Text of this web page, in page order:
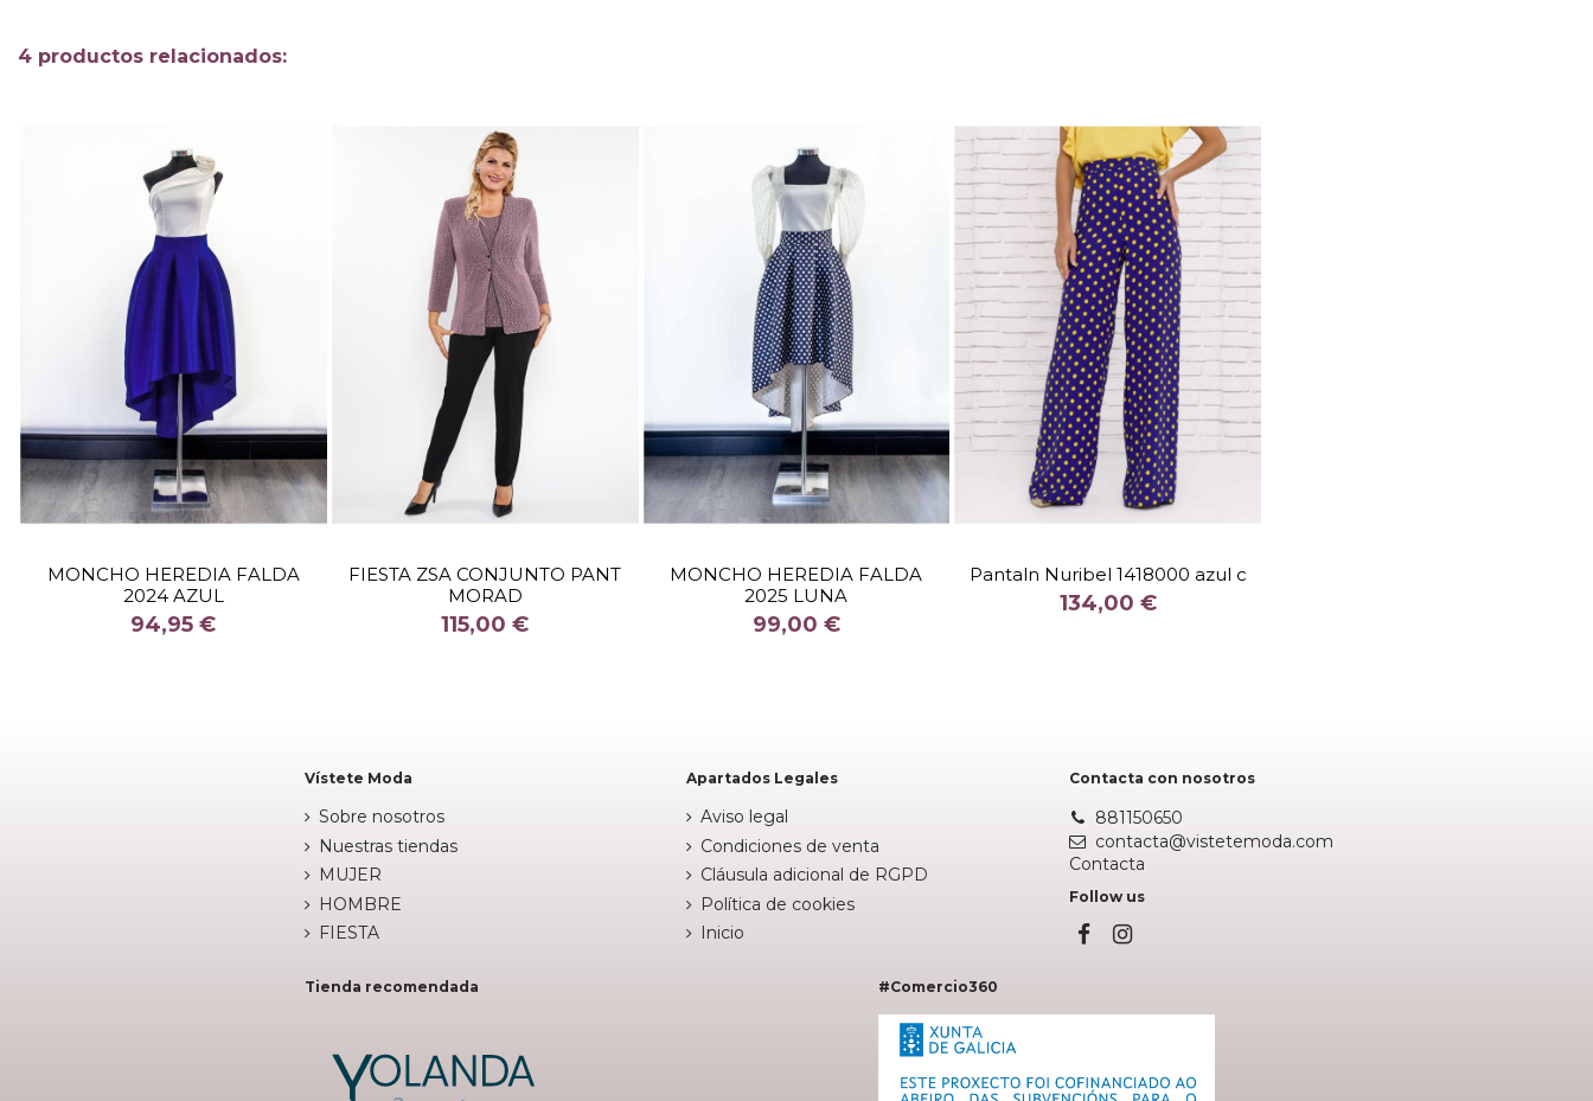
4 productos relacionados:
MONCHO HEREDIA FALDA
2024 AZUL
94,95 €
TALLA
COLOR
FIESTA ZSA CONJUNTO PANT
MORAD
115,00 €
TALLA
COLOR
MONCHO HEREDIA FALDA
2025 LUNA
99,00 €
TALLA
COLOR
Pantaln Nuribel 1418000 azul c
134,00 €
TALLA
COLOR
Vístete Moda
Sobre nosotros
Nuestras tiendas
MUJER
HOMBRE
FIESTA
Apartados Legales
Aviso legal
Condiciones de venta
Cláusula adicional de RGPD
Política de cookies
Inicio
Contacta con nosotros
881150650
contacta@vistetemoda.com
Contacta
Follow us
Tienda recomendada #Comercio360